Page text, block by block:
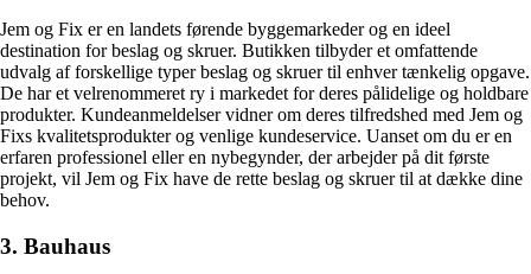
Jem og Fix er en landets førende byggemarkeder og en ideel
destination for beslag og skruer. Butikken tilbyder et omfattende
udvalg af forskellige typer beslag og skruer til enhver tænkelig opgave.
De har et velrenommeret ry i markedet for deres pålidelige og holdbare
produkter. Kundeanmeldelser vidner om deres tilfredshed med Jem og
Fixs kvalitetsprodukter og venlige kundeservice. Uanset om du er en
erfaren professionel eller en nybegynder, der arbejder på dit første
projekt, vil Jem og Fix have de rette beslag og skruer til at dække dine
behov.
3. Bauhaus